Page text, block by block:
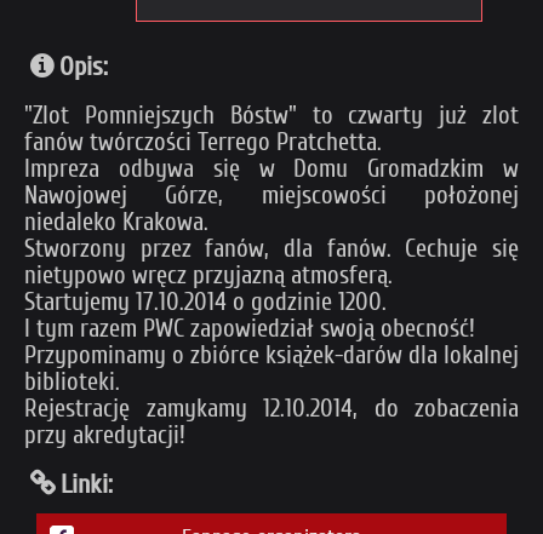
Opis:
"Zlot Pomniejszych Bóstw" to czwarty już zlot
fanów twórczości Terrego Pratchetta.
Impreza odbywa się w Domu Gromadzkim w
Nawojowej Górze, miejscowości położonej
niedaleko Krakowa.
Stworzony przez fanów, dla fanów. Cechuje się
nietypowo wręcz przyjazną atmosferą.
Startujemy 17.10.2014 o godzinie 1200.
I tym razem PWC zapowiedział swoją obecność!
Przypominamy o zbiórce książek-darów dla lokalnej
biblioteki.
Rejestrację zamykamy 12.10.2014, do zobaczenia
przy akredytacji!
Linki: